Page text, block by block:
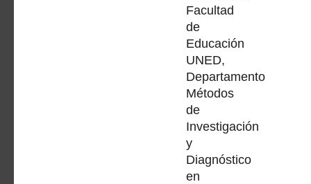
Facultad
de
Educación
UNED,
Departamento
Métodos
de
Investigación
y
Diagnóstico
en